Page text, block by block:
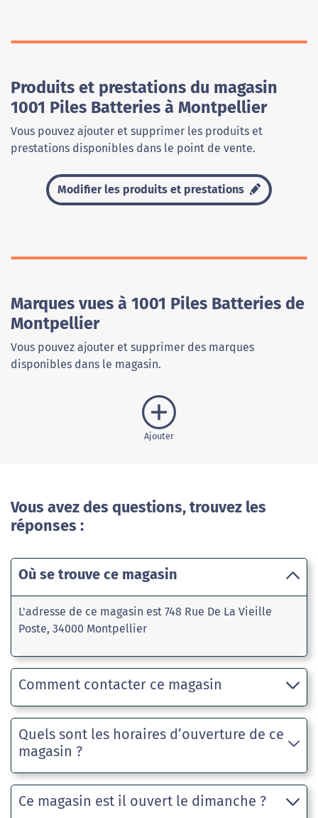
Produits et prestations du magasin
1001 Piles Batteries à Montpellier
Vous pouvez ajouter et supprimer les produits et
prestations disponibles dans le point de vente.
Modifier les produits et prestations
Marques vues à 1001 Piles Batteries de
Montpellier
Vous pouvez ajouter et supprimer des marques
disponibles dans le magasin.
Ajouter
Vous avez des questions, trouvez les
réponses :
Où se trouve ce magasin
L'adresse de ce magasin est 748 Rue De La Vieille
Poste, 34000 Montpellier
Comment contacter ce magasin
Quels sont les horaires d’ouverture de ce
magasin ?
Ce magasin est il ouvert le dimanche ?